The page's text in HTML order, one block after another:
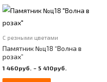
С резными цветами
Памятник №ц18 “Волна в
розах”
1 460руб. – 5 410руб.